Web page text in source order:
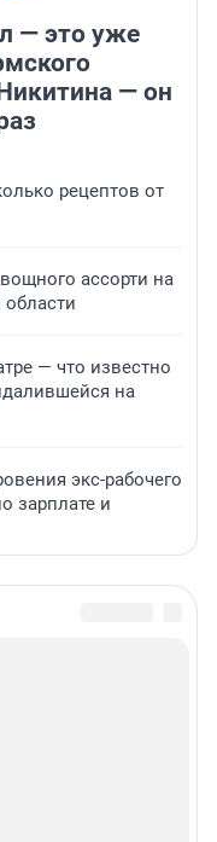
— это уже
— он
рецептов от
ассорти на
— что известно
на
экс-рабочего
зарплате и